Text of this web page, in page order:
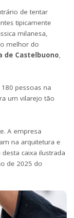
de tentar
tipicamente
milanesa,
melhor do
de Castelbuono,
pessoas na
um vilarejo tão
A empresa
na arquitetura e
caixa ilustrada
de 2025 do